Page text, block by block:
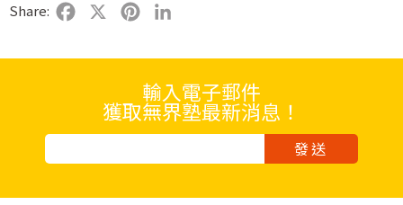
Share: Facebook Pinterest
輸入電子郵件
獲取無界塾最新消息！
發送